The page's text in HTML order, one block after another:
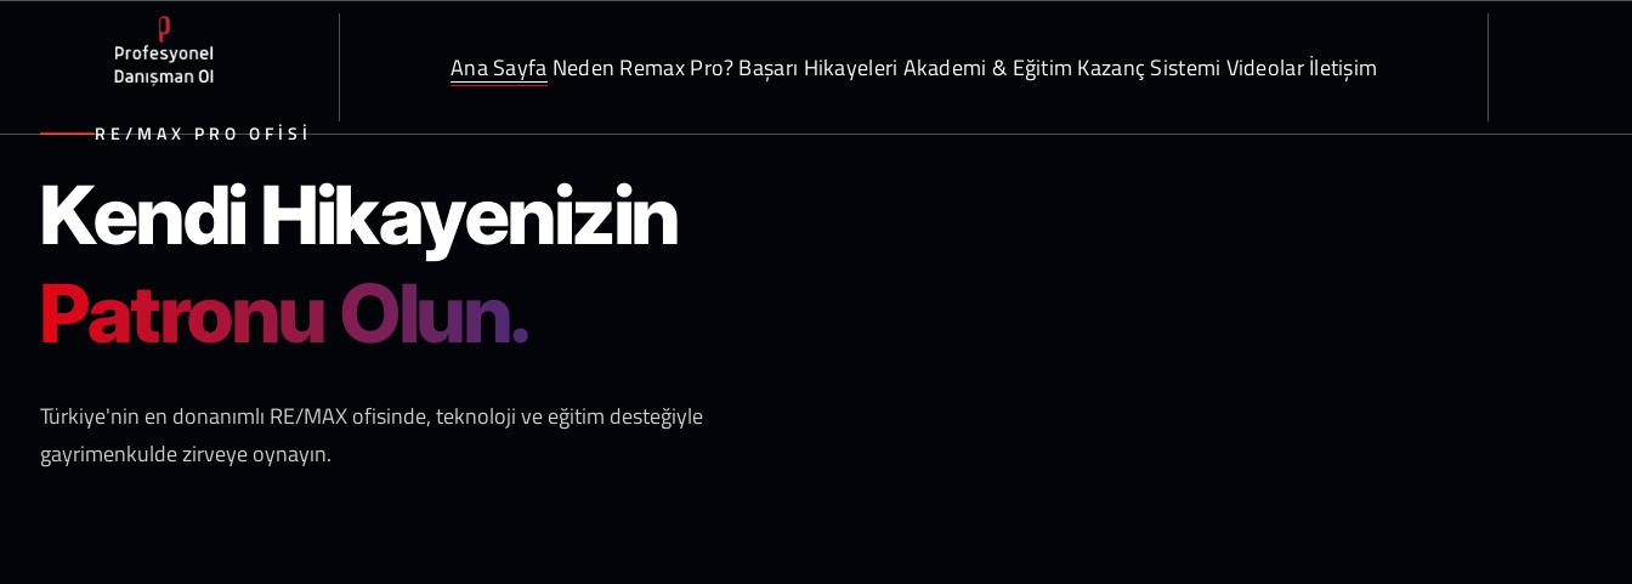
Ana Sayfa Neden Remax Pro?Başarı Hikayeleri Akademi & Eğitim Kazanç Sistemi Videolarİletişim
RE/MAX PRO OFİSİ
Kendi Hikayenizin
Patronu Olun.
Türkiye'nin en donanımlı RE/MAX ofisinde, teknoloji ve eğitim desteğiyle
gayrimenkulde zirveye oynayın.